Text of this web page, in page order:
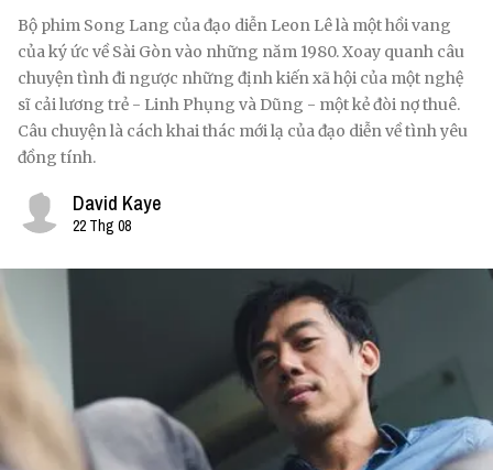
Bộ phim Song Lang của đạo diễn Leon Lê là một hồi vang
của ký ức về Sài Gòn vào những năm 1980. Xoay quanh câu
chuyện tình đi ngược những định kiến xã hội của một nghệ
sĩ cải lương trẻ - Linh Phụng và Dũng - một kẻ đòi nợ thuê.
Câu chuyện là cách khai thác mới lạ của đạo diễn về tình yêu
đồng tính.
David Kaye
22 Thg 08